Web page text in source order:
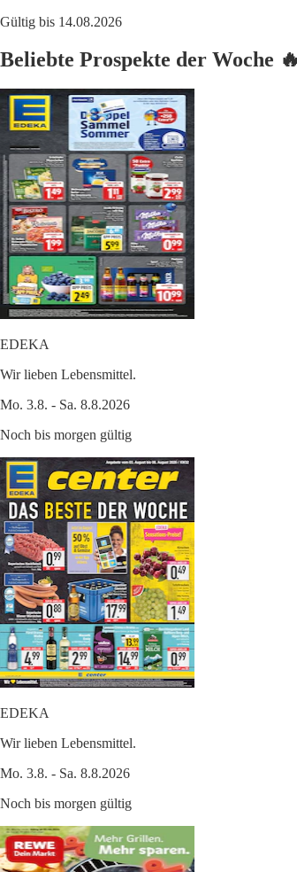
Gültig bis 14.08.2026
Beliebte Prospekte der Woche 🔥
EDEKA
Wir lieben Lebensmittel.
Mo. 3.8. - Sa. 8.8.2026
Noch bis morgen gültig
EDEKA
Wir lieben Lebensmittel.
Mo. 3.8. - Sa. 8.8.2026
Noch bis morgen gültig